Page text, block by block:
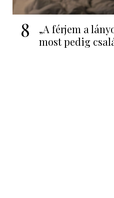
8
„A férjem a
most pedig